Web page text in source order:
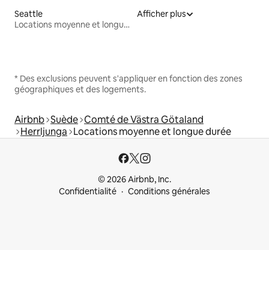
Seattle
Locations moyenne et longue durée
Afficher plus
* Des exclusions peuvent s'appliquer en fonction des zones
géographiques et des logements.
Airbnb Suède Comté de Västra Götaland
Herrljunga Locations moyenne et longue durée
© 2026 Airbnb, Inc.
Confidentialité
Conditions générales